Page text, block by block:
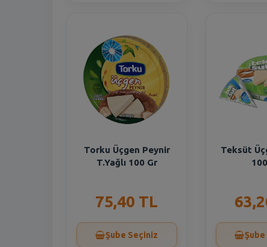
Torku Üçgen Peynir
T.Yağlı 100 Gr
75,40 TL
Şube Seçiniz
Teksüt